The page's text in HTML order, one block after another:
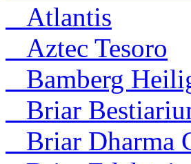
Atlantis
Aztec Tesoro
Bamberg
Briar
Briar Dharma